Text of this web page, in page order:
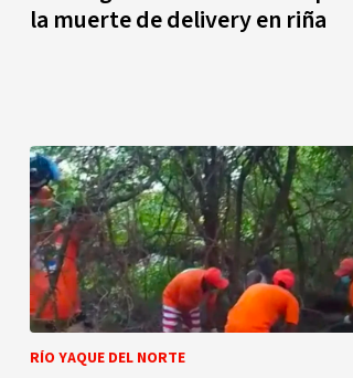
la muerte de delivery en riña
RÍO YAQUE DEL NORTE